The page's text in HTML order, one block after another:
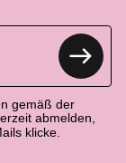
gemäß der
abmelden,
klicke.